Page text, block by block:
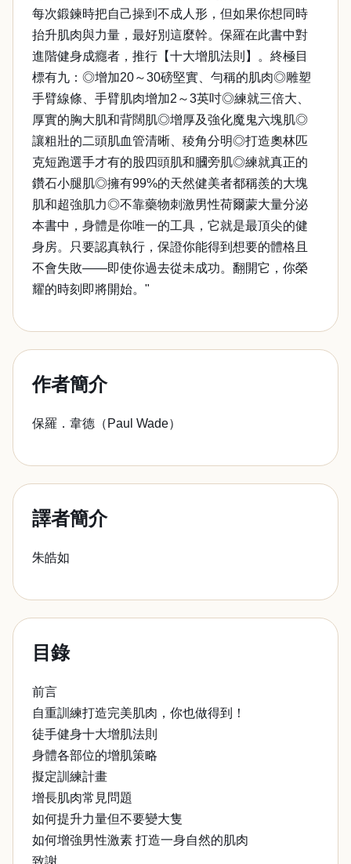
每次鍛鍊時把自己操到不成人形，但如果你想同時
抬升肌肉與力量，最好別這麼幹。保羅在此書中對
進階健身成癮者，推行【十大增肌法則】。終極目
標有九：◎增加20～30磅堅實、勻稱的肌肉◎雕塑
手臂線條、手臂肌肉增加2～3英吋◎練就三倍大、
厚實的胸大肌和背闊肌◎增厚及強化魔鬼六塊肌◎
讓粗壯的二頭肌血管清晰、稜角分明◎打造奧林匹
克短跑選手才有的股四頭肌和膕旁肌◎練就真正的
鑽石小腿肌◎擁有99%的天然健美者都稱羨的大塊
肌和超強肌力◎不靠藥物刺激男性荷爾蒙大量分泌
本書中，身體是你唯一的工具，它就是最頂尖的健
身房。只要認真執行，保證你能得到想要的體格且
不會失敗——即使你過去從未成功。翻開它，你榮
耀的時刻即將開始。"
作者簡介
保羅．韋德（Paul Wade）
譯者簡介
朱皓如
目錄
前言
自重訓練打造完美肌肉，你也做得到！
徒手健身十大增肌法則
身體各部位的增肌策略
擬定訓練計畫
增長肌肉常見問題
如何提升力量但不要變大隻
如何增強男性激素 打造一身自然的肌肉
致謝